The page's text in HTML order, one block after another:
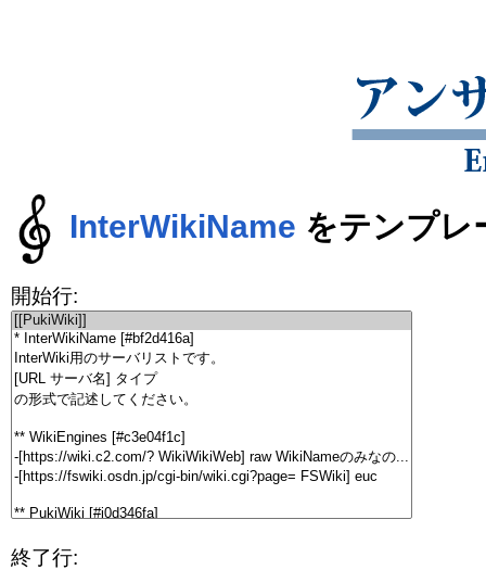
InterWikiName をテンプレ
開始行:
終了行: